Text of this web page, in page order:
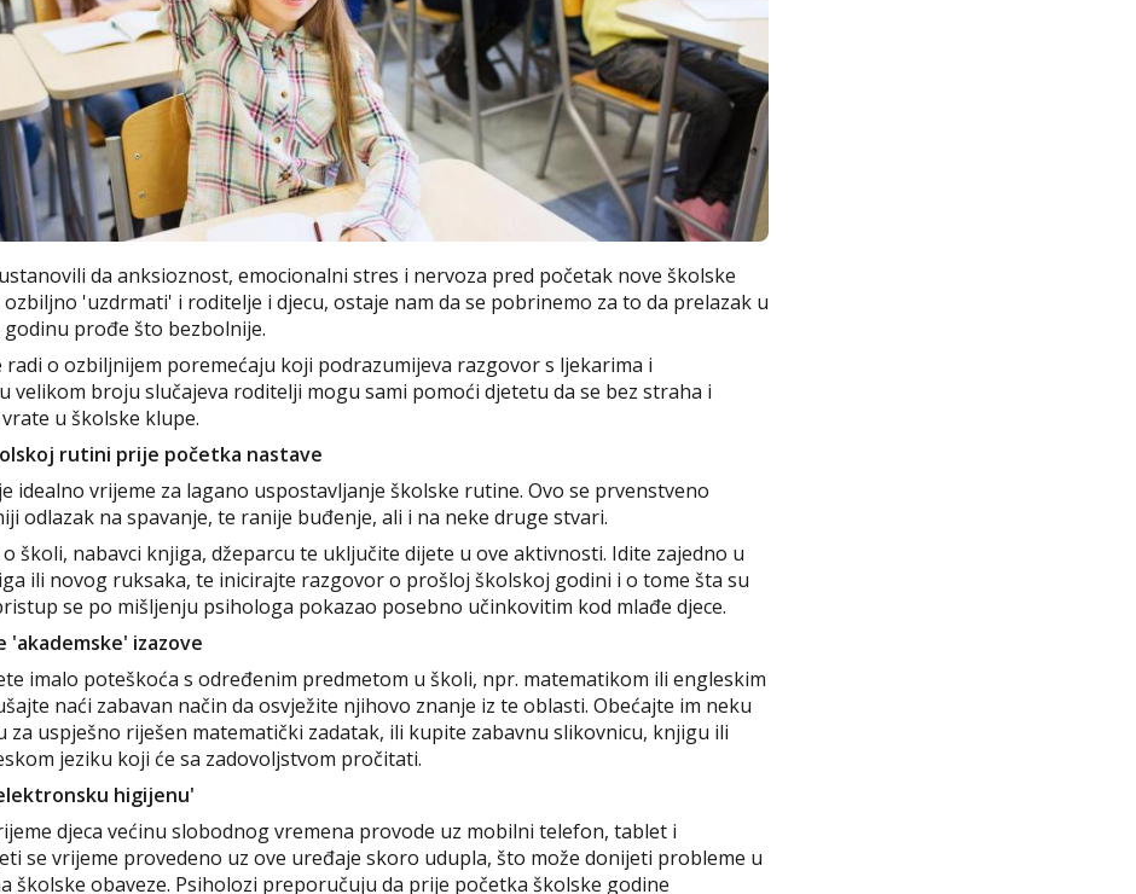
da anksioznost, emocionalni stres i nervoza pred početak nove školske
'uzdrmati' i roditelje i djecu, ostaje nam da se pobrinemo za to da prelazak u
prođe što bezbolnije.
radi o ozbiljnijem poremećaju koji podrazumijeva razgovor s ljekarima i
velikom broju slučajeva roditelji mogu sami pomoći djetetu da se bez straha i
u školske klupe.
rutini prije početka nastave
idealno vrijeme za lagano uspostavljanje školske rutine. Ovo se prvenstveno
odlazak na spavanje, te ranije buđenje, ali i na neke druge stvari.
školi, nabavci knjiga, džeparcu te uključite dijete u ove aktivnosti. Idite zajedno u
ili novog ruksaka, te inicirajte razgovor o prošloj školskoj godini i o tome šta su
se po mišljenju psihologa pokazao posebno učinkovitim kod mlađe djece.
'akademske' izazove
imalo poteškoća s određenim predmetom u školi, npr. matematikom ili engleskim
naći zabavan način da osvježite njihovo znanje iz te oblasti. Obećajte im neku
za uspješno riješen matematički zadatak, ili kupite zabavnu slikovnicu, knjigu ili
jeziku koji će sa zadovoljstvom pročitati.
higijenu'
djeca većinu slobodnog vremena provode uz mobilni telefon, tablet i
se vrijeme provedeno uz ove uređaje skoro udupla, što može donijeti probleme u
školske obaveze. Psiholozi preporučuju da prije početka školske godine